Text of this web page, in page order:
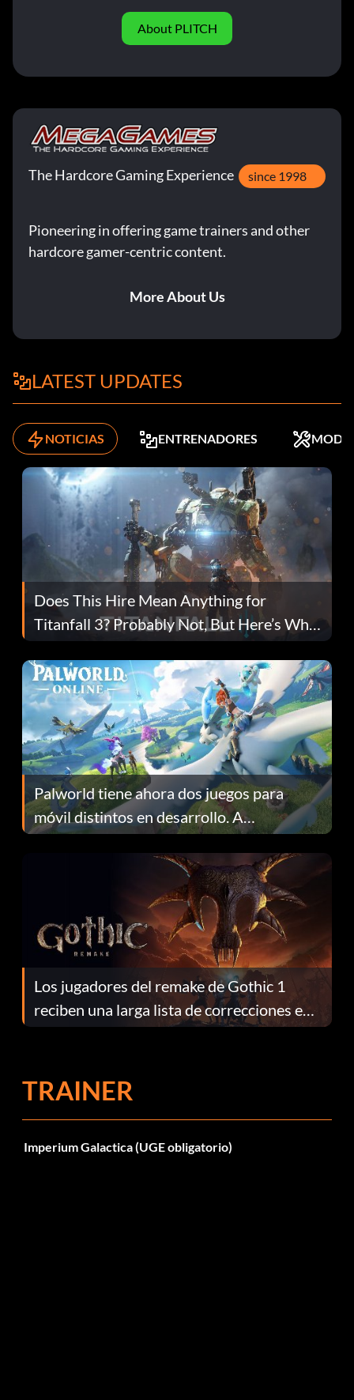
About PLITCH
The Hardcore Gaming Experience since 1998
Pioneering in offering game trainers and other
hardcore gamer-centric content.
More About Us
LATEST UPDATES
NOTICIAS ENTRENADORES MODS
Does This Hire Mean Anything for
Titanfall 3? Probably Not, But Here’s Why
Fans Are Hopeful
Palworld tiene ahora dos juegos para
móvil distintos en desarrollo. A
continuación te explicamos por qué.
Los jugadores del remake de Gothic 1
reciben una larga lista de correcciones en
el parche 1.0.4
TRAINER
Imperium Galactica (UGE obligatorio)